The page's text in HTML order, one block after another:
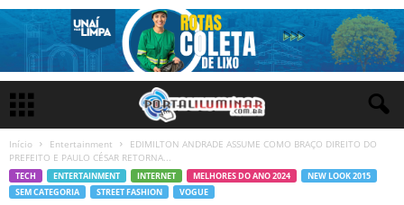
Início Entertainment
EDIMILTON ANDRADE ASSUME COMO BRAÇO DIREITO DO
PREFEITO E PAULO CÉSAR RETORNA...
TECH ENTERTAINMENT INTERNET MELHORES DO ANO 2024
NEW LOOK 2015
SEM CATEGORIA
STREET FASHION VOGUE